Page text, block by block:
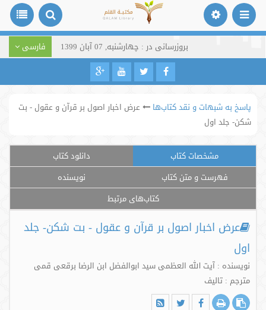
بروزرسانی در : چهارشنبه, 07 آبان 1399 فارسی
پاسخ به شبهات و نقد کتاب‌ها
عرض اخبار اصول بر قرآن و عقول - بت
شکن- جلد اول
مشخصات کتاب
دانلود کتاب
فهرست و متن کتاب
نویسنده
کتاب‌های مرتبط
عرض اخبار اصول بر قرآن و عقول - بت شکن- جلد
اول
نویسنده : آیت الله العظمی سید ابوالفضل ابن الرضا برقعی قمی
مترجم : تالیف